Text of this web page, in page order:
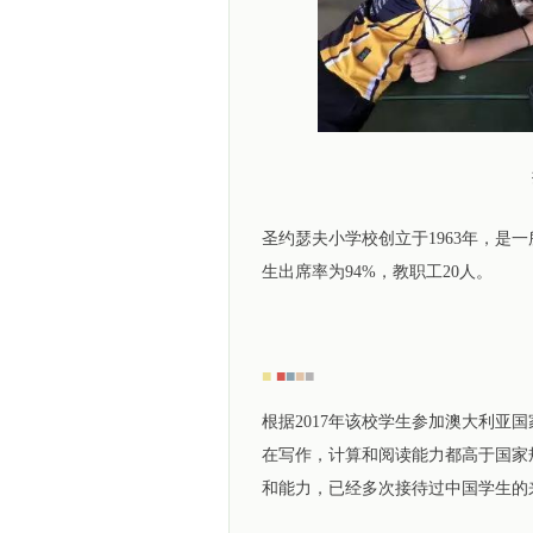
圣约瑟夫小学校创立于1963年，是
生出席率为94%，教职工20人。
■ ■■■■
根据2017年该校学生参加澳大利亚
在写作，计算和阅读能力都高于国
和能力，已经多次接待过中国学生的